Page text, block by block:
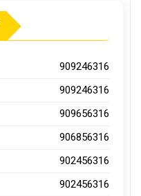
909246316
909246316
909656316
906856316
902456316
902456316